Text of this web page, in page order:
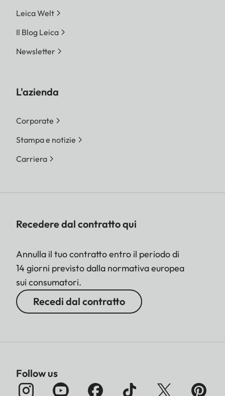
Leica Welt
Il Blog Leica
Newsletter
L'azienda
Corporate
Stampa e notizie
Carriera
Recedere dal contratto qui
Annulla il tuo contratto entro il periodo di
14 giorni previsto dalla normativa europea
sui consumatori.
Recedi dal contratto
Follow us